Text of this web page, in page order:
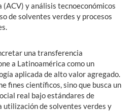
(ACV) y análisis tecnoeconómicos
de solventes verdes y procesos
una transferencia
a Latinoamérica como un
aplicada de alto valor agregado.
fines científicos, sino que busca un
real bajo estándares de
utilización de solventes verdes y